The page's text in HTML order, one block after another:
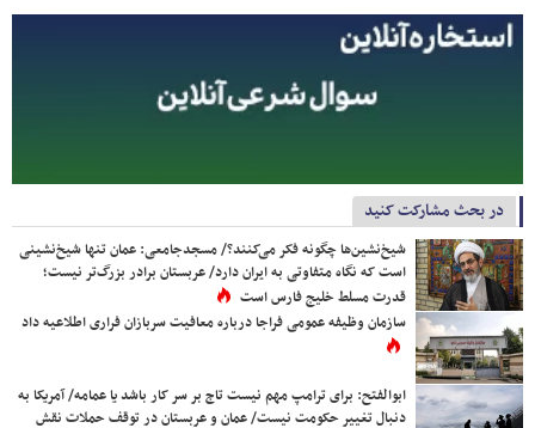
در بحث مشارکت کنید
شیخ‌نشین‌ها چگونه فکر می‌کنند؟/ مسجدجامعی: عمان تنها شیخ‌نشینی
است که نگاه متفاوتی به ایران دارد/ عربستان برادر بزرگ‌تر نیست؛
قدرت مسلط خلیج فارس است
سازمان وظیفه عمومی فراجا درباره معافیت سربازان فراری اطلاعیه داد
ابوالفتح: برای ترامپ مهم نیست تاج بر سر کار باشد یا عمامه/ آمریکا به
دنبال تغییر حکومت نیست/ عمان و عربستان در توقف حملات نقش